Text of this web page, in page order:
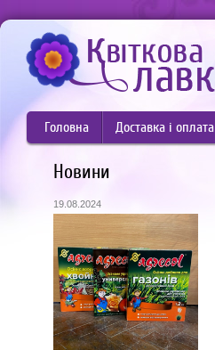
Головна Доставка і оплата
Новини
19.08.2024